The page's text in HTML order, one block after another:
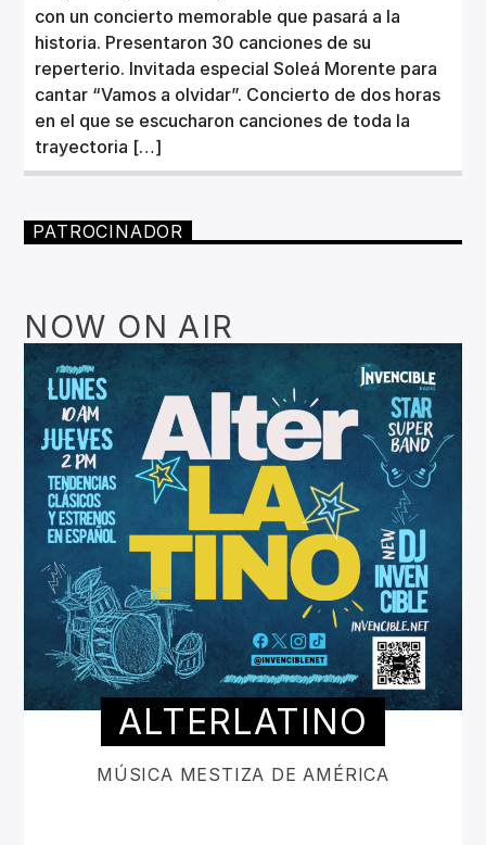
con un concierto memorable que pasará a la
historia. Presentaron 30 canciones de su
reperterio. Invitada especial Soleá Morente para
cantar “Vamos a olvidar”. Concierto de dos horas
en el que se escucharon canciones de toda la
trayectoria […]
PATROCINADOR
NOW ON AIR
ALTERLATINO
MÚSICA MESTIZA DE AMÉRICA